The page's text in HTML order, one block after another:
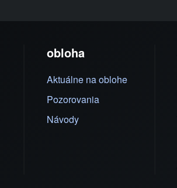
obloha
Aktuálne na oblohe
Pozorovania
Návody